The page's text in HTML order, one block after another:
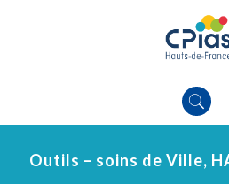
Outils – soins de Ville,